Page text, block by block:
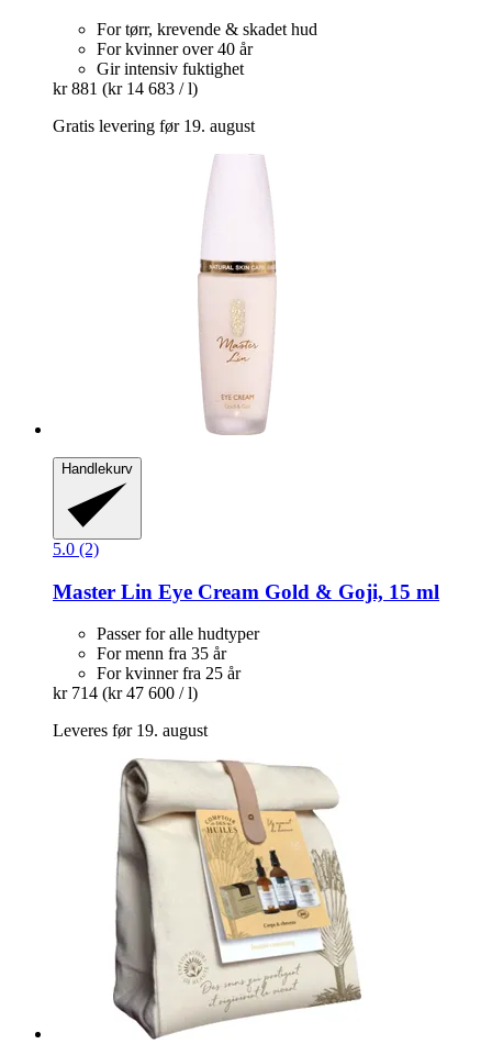
For tørr, krevende & skadet hud
For kvinner over 40 år
Gir intensiv fuktighet
kr 881 (kr 14 683 / l)
Gratis levering før 19. august
Handlekurv
5.0 (2)
Master Lin Eye Cream Gold & Goji, 15 ml
Passer for alle hudtyper
For menn fra 35 år
For kvinner fra 25 år
kr 714 (kr 47 600 / l)
Leveres før 19. august